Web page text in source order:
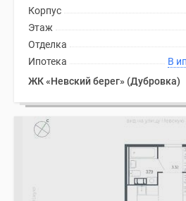
Корпус
Этаж
Отделка
Ипотека
ЖК «Невский берег» (Дубровка)